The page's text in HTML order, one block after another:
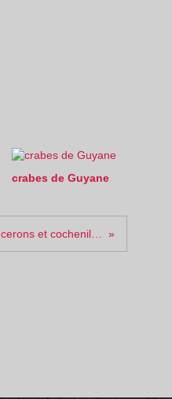
crabes de Guyane